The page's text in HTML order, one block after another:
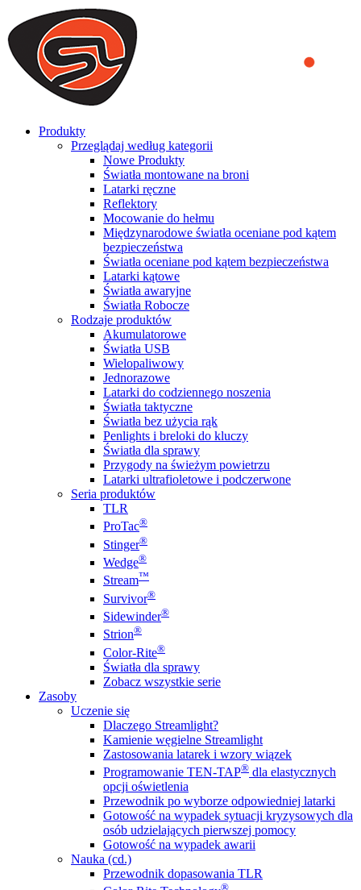
We use cookies to ensure that we provide you the best experience
on our website. By continuing to browse this website, you accept
that cookies are used to help us analyze how the website is used and
to offer you a better experience. To learn more or to find out how
you can disable cookies, you can access our
Produkty
Przeglądaj według kategorii
Nowe Produkty
Światła montowane na broni
Latarki ręczne
Reflektory
Mocowanie do hełmu
Międzynarodowe światła oceniane pod kątem
bezpieczeństwa
Światła oceniane pod kątem bezpieczeństwa
Latarki kątowe
Światła awaryjne
Światła Robocze
Rodzaje produktów
Akumulatorowe
Światła USB
Wielopaliwowy
Jednorazowe
Latarki do codziennego noszenia
Światła taktyczne
Światła bez użycia rąk
Penlights i breloki do kluczy
Światła dla sprawy
Przygody na świeżym powietrzu
Latarki ultrafioletowe i podczerwone
Seria produktów
TLR
ProTac®
Stinger®
Wedge®
Stream™
Survivor®
Sidewinder®
Strion®
Color-Rite®
Światła dla sprawy
Zobacz wszystkie serie
Zasoby
Uczenie się
Dlaczego Streamlight?
Kamienie węgielne Streamlight
Zastosowania latarek i wzory wiązek
Programowanie TEN-TAP® dla elastycznych
opcji oświetlenia
Przewodnik po wyborze odpowiedniej latarki
Gotowość na wypadek sytuacji kryzysowych dla
osób udzielających pierwszej pomocy
Gotowość na wypadek awarii
Nauka (cd.)
Przewodnik dopasowania TLR
®